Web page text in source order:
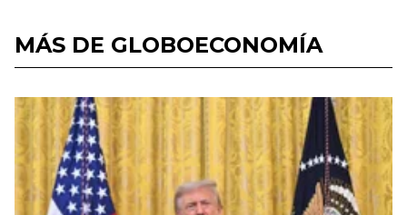
MÁS DE GLOBOECONOMÍA